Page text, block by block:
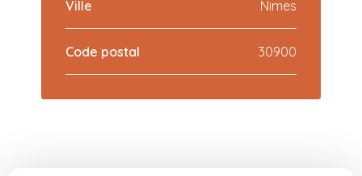
Ville Nimes
Code postal 30900